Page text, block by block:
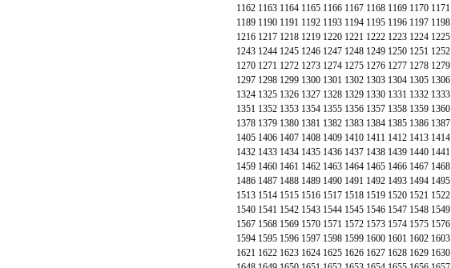
1162 1163 1164 1165 1166 1167 1168 1169 1170 1171
1189 1190 1191 1192 1193 1194 1195 1196 1197 1198
1216 1217 1218 1219 1220 1221 1222 1223 1224 1225
1243 1244 1245 1246 1247 1248 1249 1250 1251 1252
1270 1271 1272 1273 1274 1275 1276 1277 1278 1279
1297 1298 1299 1300 1301 1302 1303 1304 1305 1306
1324 1325 1326 1327 1328 1329 1330 1331 1332 1333
1351 1352 1353 1354 1355 1356 1357 1358 1359 1360
1378 1379 1380 1381 1382 1383 1384 1385 1386 1387
1405 1406 1407 1408 1409 1410 1411 1412 1413 1414
1432 1433 1434 1435 1436 1437 1438 1439 1440 1441
1459 1460 1461 1462 1463 1464 1465 1466 1467 1468
1486 1487 1488 1489 1490 1491 1492 1493 1494 1495
1513 1514 1515 1516 1517 1518 1519 1520 1521 1522
1540 1541 1542 1543 1544 1545 1546 1547 1548 1549
1567 1568 1569 1570 1571 1572 1573 1574 1575 1576
1594 1595 1596 1597 1598 1599 1600 1601 1602 1603
1621 1622 1623 1624 1625 1626 1627 1628 1629 1630